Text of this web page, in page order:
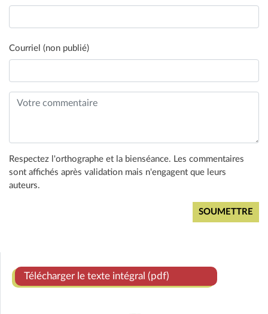
Courriel (non publié)
Respectez l'orthographe et la bienséance. Les commentaires
sont affichés après validation mais n'engagent que leurs
auteurs.
Télécharger le texte intégral (pdf)